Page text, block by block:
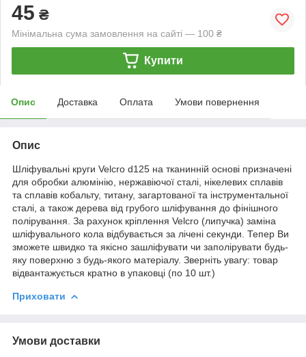
45 ₴
Мінімальна сума замовлення на сайті — 100 ₴
Купити
Опис Доставка Оплата Умови повернення
Опис
Шліфувальні круги Velcro d125 на тканинній основі призначені
для обробки алюмінію, нержавіючої сталі, нікелевих сплавів
та сплавів кобальту, титану, загартованої та інструментальної
сталі, а також дерева від грубого шліфування до фінішного
полірування. За рахунок кріплення Velcro (липучка) заміна
шліфувального кола відбувається за лічені секунди. Тепер Ви
зможете швидко та якісно зашліфувати чи заполірувати будь-
яку поверхню з будь-якого матеріалу. Зверніть увагу: товар
відвантажується кратно в упаковці (по 10 шт.)
Приховати
Умови доставки